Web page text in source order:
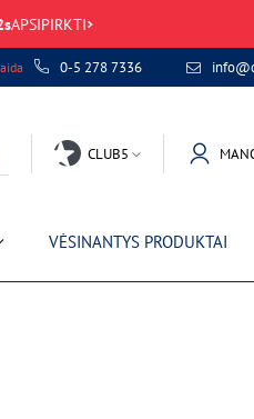
sAPSIPIRKTI
0-5 278 7336
CLUB5
VĖSINANTYS PRODUKTAI